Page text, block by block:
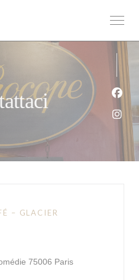
– GLACIER
75006 Paris((apre una